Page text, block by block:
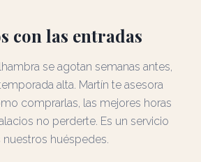
con las entradas
se agotan semanas antes,
alta. Martín te asesora
comprarlas, las mejores horas
no perderte. Es un servicio
huéspedes.